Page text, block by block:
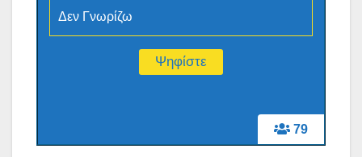
79
Δεν Γνωρίζω